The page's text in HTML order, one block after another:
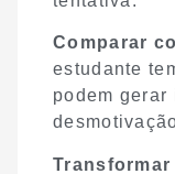
Comparar
estudante
podem gerar